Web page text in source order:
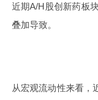
近期A/H股创新药板
叠加导致。
从宏观流动性来看，